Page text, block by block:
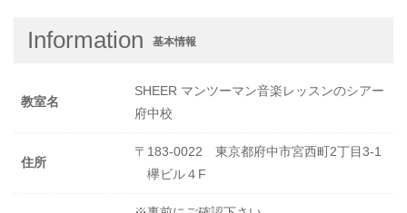
Information 基本情報
教室名
SHEER マンツーマン音楽レッスンのシアー
府中校
住所
〒183-0022 東京都府中市宮西町2丁目3-1
欅ビル４F